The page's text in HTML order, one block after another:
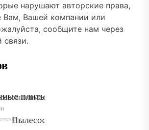
нарушают авторские права,
Вам, Вашей компании или
сообщите нам через
связи.